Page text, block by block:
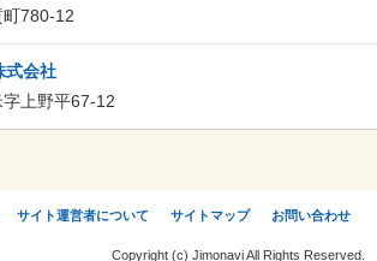
780-12
式会社
上野平67-12
サイト運営者について サイトマップ お問い合わせ
Copyright (c) Jimonavi All Rights Reserved.